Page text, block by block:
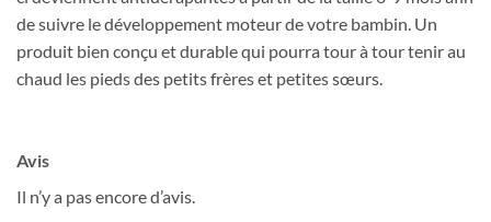
de suivre le développement moteur de votre bambin. Un
produit bien conçu et durable qui pourra tour à tour tenir au
chaud les pieds des petits frères et petites sœurs.
Avis
Il n’y a pas encore d’avis.